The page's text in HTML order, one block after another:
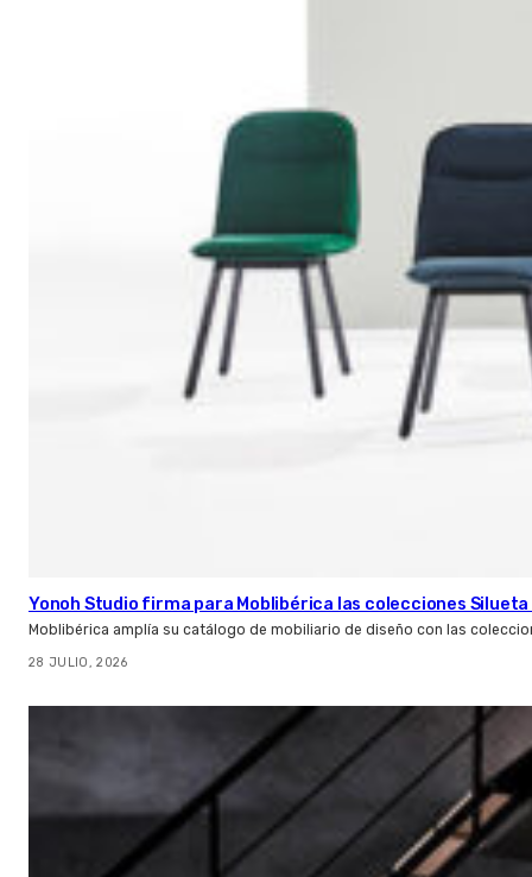
Yonoh Studio firma para Moblibérica las colecciones Silueta
Moblibérica amplía su catálogo de mobiliario de diseño con las
28 JULIO, 2026